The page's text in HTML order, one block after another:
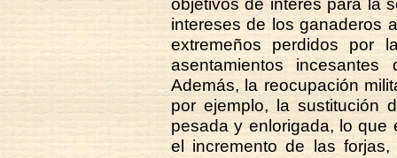
intereses de los ganaderos
extremeños perdidos por
asentamientos
Además, la reocupación
por ejemplo, la sustitución
pesada y enlorigada, lo que
el incremento de las